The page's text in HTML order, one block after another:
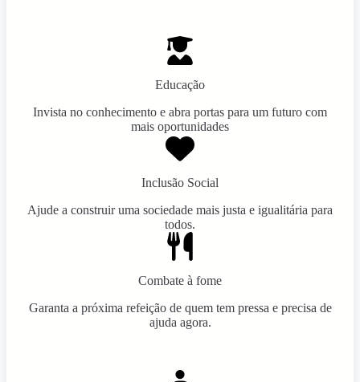
Educação
Invista no conhecimento e abra portas para um futuro com
mais oportunidades
Inclusão Social
Ajude a construir uma sociedade mais justa e igualitária para
todos.
Combate à fome
Garanta a próxima refeição de quem tem pressa e precisa de
ajuda agora.